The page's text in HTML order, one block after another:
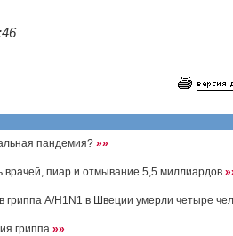
пандемия? »»
врачей, пиар и отмывание 5,5 миллиардов
гриппа A/H1N1 в Швеции умерли четыре
гриппа »»